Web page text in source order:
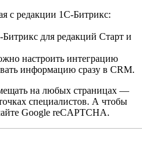
с редакции 1С-Битрикс:
для редакций Старт и
настроить интеграцию
информацию сразу в CRM.
на любых страницах —
специалистов. А чтобы
Google reCAPTCHA.